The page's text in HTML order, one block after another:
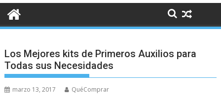
Los Mejores kits de Primeros Auxilios para
Todas sus Necesidades
marzo 13, 2017 QuéComprar